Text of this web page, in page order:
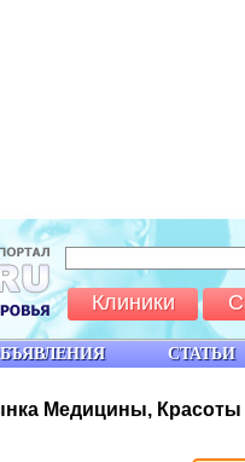
Медицины,
СТАТЬИ
Клиники